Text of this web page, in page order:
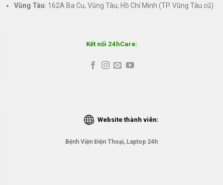
Vũng Tàu: 162A Ba Cu, Vũng Tàu, Hồ Chí Minh (TP. Vũng Tàu cũ)
Kết nối 24hCare:
Website thành viên:
Bệnh Viện Điện Thoại, Laptop 24h